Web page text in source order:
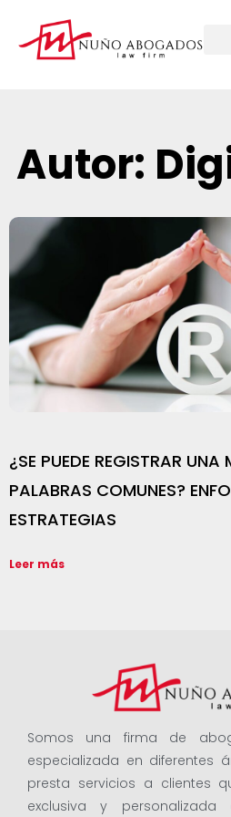
Autor:
¿SE PUEDE REGISTRAR
PALABRAS COMUNES?
ESTRATEGIAS
Leer más
Somos una firma de
especializada en diferentes
presta servicios a clientes
exclusiva y